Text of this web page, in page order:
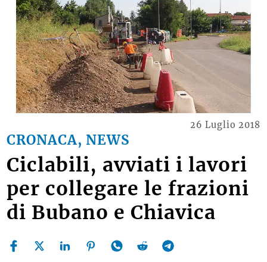
CRONACA, NEWS
26 Luglio 2018
Ciclabili, avviati i lavori
per collegare le frazioni
di Bubano e Chiavica